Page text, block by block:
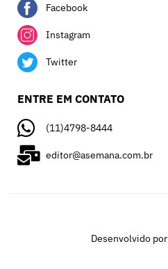
Facebook
Instagram
Twitter
ENTRE EM CONTATO
(11)4798-8444
editor@asemana.com.br
Desenvolvido por